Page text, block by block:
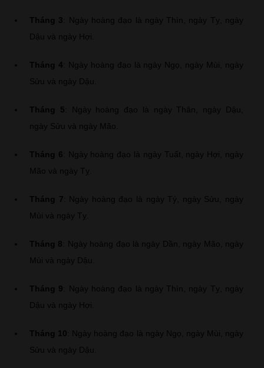
Tháng 3 : Ngày hoàng đạo là ngày Thìn, ngày Tỵ, ngày
Dậu và ngày Hợi.
Tháng 4 : Ngày hoàng đạo là ngày Ngọ, ngày Mùi, ngày
Sửu và ngày Dậu.
Tháng 5 : Ngày hoàng đạo là ngày Thân, ngày Dậu,
ngày Sửu và ngày Mão.
Tháng 6 : Ngày hoàng đạo là ngày Tuất, ngày Hợi, ngày
Mão và ngày Tỵ.
Tháng 7 : Ngày hoàng đạo là ngày Tý, ngày Sửu, ngày
Mùi và ngày Tỵ.
Tháng 8 : Ngày hoàng đạo là ngày Dần, ngày Mão, ngày
Mùi và ngày Dậu.
Tháng 9 : Ngày hoàng đạo là ngày Thìn, ngày Tỵ, ngày
Dậu và ngày Hợi.
Tháng 10 : Ngày hoàng đạo là ngày Ngọ, ngày Mùi, ngày
Sửu và ngày Dậu.